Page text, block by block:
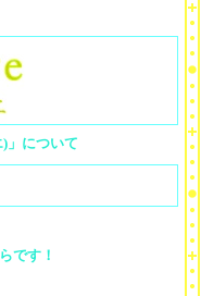
」について
です！